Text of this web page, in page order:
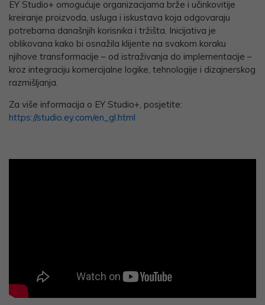
EY Studio+ omogućuje organizacijama brže i učinkovitije
kreiranje proizvoda, usluga i iskustava koja odgovaraju
potrebama današnjih korisnika i tržišta. Inicijativa je
oblikovana kako bi osnažila klijente na svakom koraku
njihove transformacije – od istraživanja do implementacije –
kroz integraciju komercijalne logike, tehnologije i dizajnerskog
razmišljanja.
Za više informacija o EY Studio+, posjetite:
https://studio.ey.com/en_gl.html